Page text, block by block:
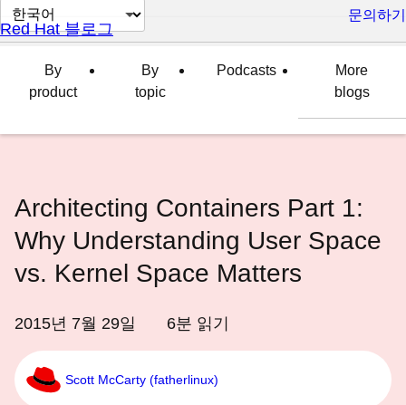
페
이
변
문의하기
Red Hat 블로그
By
product
By
topic
Podcasts
More
blogs
Architecting Containers Part 1:
Why Understanding User Space
vs. Kernel Space Matters
2015년 7월 29일 6분 읽기
Scott McCarty (fatherlinux)